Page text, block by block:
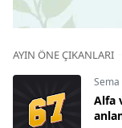
AYIN ÖNE ÇIKANLARI
Alfa